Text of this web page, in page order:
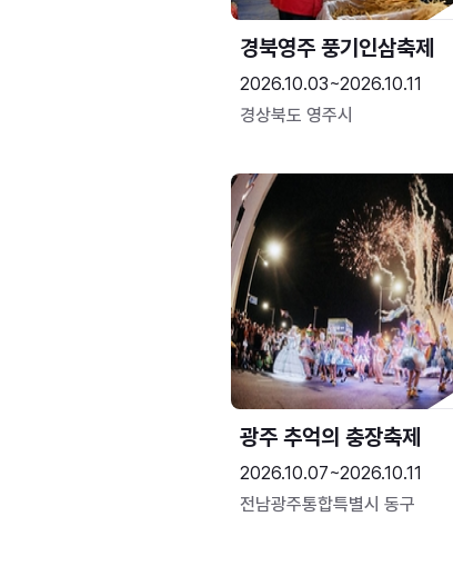
경북영주 풍기인삼축제
2026.10.03~2026.10.11
경상북도 영주시
광주 추억의 충장축제
2026.10.07~2026.10.11
전남광주통합특별시 동구